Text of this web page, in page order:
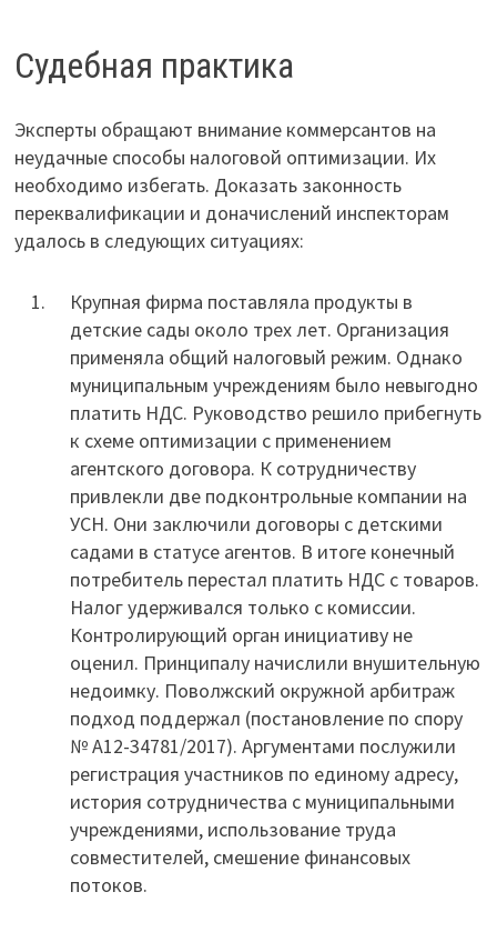
Судебная практика
Эксперты обращают внимание коммерсантов на
неудачные способы налоговой оптимизации. Их
необходимо избегать. Доказать законность
переквалификации и доначислений инспекторам
удалось в следующих ситуациях:
Крупная фирма поставляла продукты в
детские сады около трех лет. Организация
применяла общий налоговый режим. Однако
муниципальным учреждениям было невыгодно
платить НДС. Руководство решило прибегнуть
к схеме оптимизации с применением
агентского договора. К сотрудничеству
привлекли две подконтрольные компании на
УСН. Они заключили договоры с детскими
садами в статусе агентов. В итоге конечный
потребитель перестал платить НДС с товаров.
Налог удерживался только с комиссии.
Контролирующий орган инициативу не
оценил. Принципалу начислили внушительную
недоимку. Поволжский окружной арбитраж
подход поддержал (постановление по спору
№ А12-34781/2017). Аргументами послужили
регистрация участников по единому адресу,
история сотрудничества с муниципальными
учреждениями, использование труда
совместителей, смешение финансовых
потоков.